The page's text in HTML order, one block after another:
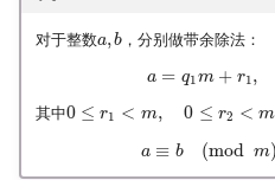
Jupyter
LaTeX
对于整数a,b ，分别做带余除法：
a = q1m + r1,
其中0 ≤ r1 < m, 0 ≤ r2 < m
a ≡ b (mod m)